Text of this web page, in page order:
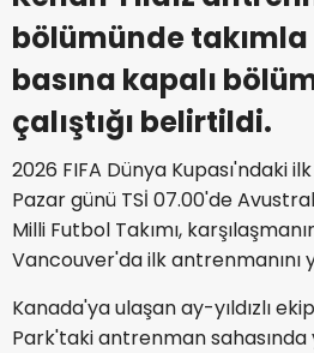
bölümünde takımla
basına kapalı
çalıştığı belirtildi.
2026 FIFA Dünya Kupası'ndaki
Pazar günü TSİ 07.00'de
Milli Futbol Takımı,
Vancouver'da ilk antrenmanını
Kanada'ya ulaşan ay-yıldızlı
Park'taki antrenman sahasında